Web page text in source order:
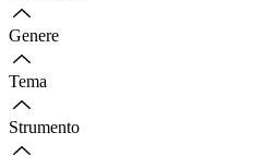
Genere
Tema
Strumento